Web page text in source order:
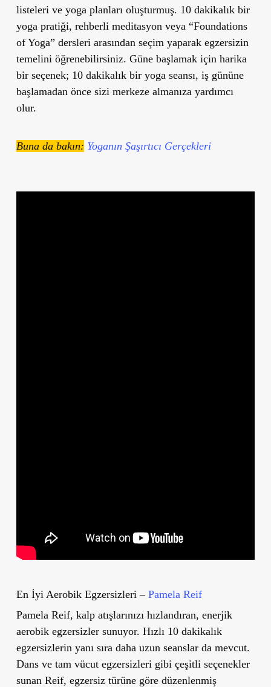
listeleri ve yoga planları oluşturmuş. 10 dakikalık bir
yoga pratiği, rehberli meditasyon veya “Foundations
of Yoga” dersleri arasından seçim yaparak egzersizin
temelini öğrenebilirsiniz. Güne başlamak için harika
bir seçenek; 10 dakikalık bir yoga seansı, iş gününe
başlamadan önce sizi merkeze almanıza yardımcı
olur.
Buna da bakın: Yoganın Şaşırtıcı Gerçekleri
En İyi Aerobik Egzersizleri – Pamela Reif
Pamela Reif, kalp atışlarınızı hızlandıran, enerjik
aerobik egzersizler sunuyor. Hızlı 10 dakikalık
egzersizlerin yanı sıra daha uzun seanslar da mevcut.
Dans ve tam vücut egzersizleri gibi çeşitli seçenekler
sunan Reif, egzersiz türüne göre düzenlenmiş